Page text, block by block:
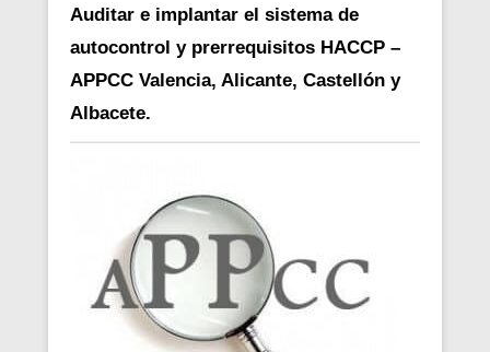
Auditar e implantar el sistema de
autocontrol y prerrequisitos HACCP –
APPCC Valencia, Alicante, Castellón y
Albacete.